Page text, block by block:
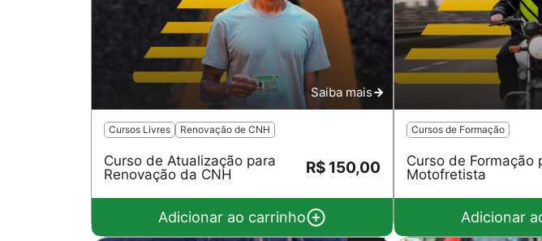
Saiba mais
Cursos Livres Renovação de CNH
Curso de Atualização para
Renovação da CNH
R$ 150,00
Adicionar ao carrinho
Cursos de Formação
Curso de Formação
Motofretista
Adicionar